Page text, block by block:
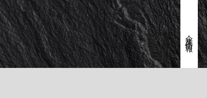
企業情報